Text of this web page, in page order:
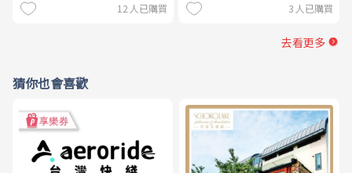
12 人已購買
3 人已購買
去看更多
猜你也會喜歡